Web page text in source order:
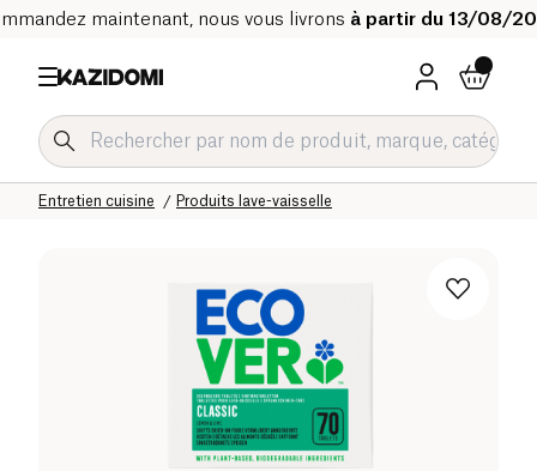
maintenant, nous vous livrons à partir du 13/08/
Produits lave-vaisselle
Entretien cuisine
Produits d’entretien
Maison
Notre catalogue bio
Accueil